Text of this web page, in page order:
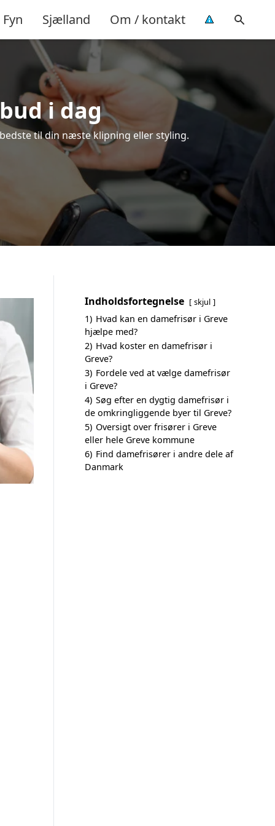
Fyn Sjælland Om / kontakt
i dag
til din næste klipning eller styling.
Indholdsfortegnelse skjul
1) Hvad kan en damefrisør i Greve
hjælpe med?
2) Hvad koster en damefrisør i
Greve?
3) Fordele ved at vælge damefrisør
i Greve?
4) Søg efter en dygtig damefrisør i
de omkringliggende byer til Greve?
5) Oversigt over frisører i Greve
eller hele Greve kommune
6) Find damefrisører i andre dele af
Danmark